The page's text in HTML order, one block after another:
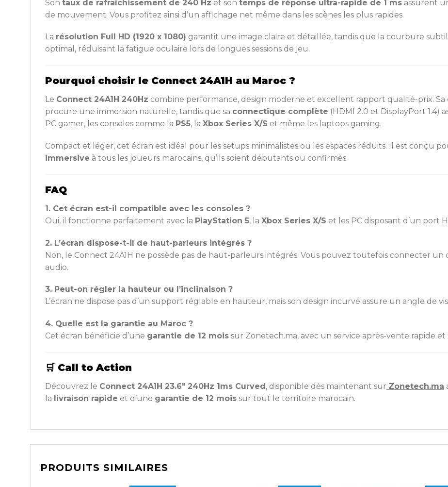
Son taux de rafraîchissement de 240 Hz et son temps de réponse ultra-rapide de 1 ms assurent
de mouvement. Vous profitez ainsi d’un affichage net même dans les scènes les plus rapides.
La résolution Full HD (1920 x 1080) garantit une image claire et détaillée, tandis que la courbure
optimal, réduisant la fatigue oculaire lors de longues sessions de jeu.
Pourquoi choisir le Connect 24A1H au Maroc ?
Le Connect 24A1H 240Hz combine performance, design moderne et excellent rapport qualité-prix. Sa
procure une immersion naturelle, tandis que sa connectique complète (HDMI 2.0 et DisplayPort 1.4)
PC gamer, les consoles comme la PS5, la Xbox Series X/S et même les laptops gaming.
Compact et léger, cet écran est idéal pour les setups minimalistes ou les espaces réduits. Il est conçu
immersive à tous les joueurs marocains, qu’ils soient débutants ou confirmés.
FAQ
1. Cet écran est-il compatible avec les consoles ?
Oui, il fonctionne parfaitement avec la PlayStation 5, la Xbox Series X/S et les PC disposant d’un port
2. L’écran dispose-t-il de haut-parleurs intégrés ?
Non, le Connect 24A1H ne possède pas de haut-parleurs intégrés. Vous pouvez toutefois connecter un
audio.
3. Peut-on régler la hauteur ou l’inclinaison ?
L’écran ne dispose pas d’un support réglable en hauteur, mais son design incurvé assure un angle de
4. Quelle est la garantie au Maroc ?
Cet écran bénéficie d’une garantie de 12 mois sur Zonetech.ma, avec un service après-vente rapide et
🛒 Call to Action
Découvrez le Connect 24A1H 23.6″ 240Hz 1ms Curved, disponible dès maintenant sur Zonetech.ma
la livraison rapide et d’une garantie de 12 mois sur tout le territoire marocain.
PRODUITS SIMILAIRES